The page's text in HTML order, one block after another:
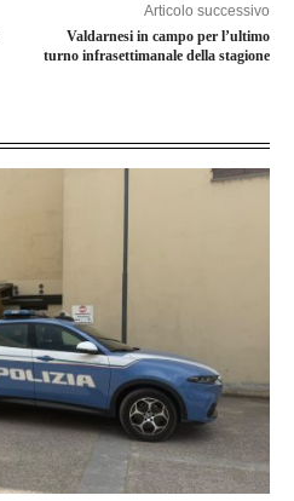
Articolo successivo
Valdarnesi in campo per l’ultimo
turno infrasettimanale della stagione